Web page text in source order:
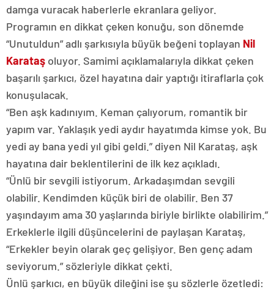
damga vuracak haberlerle ekranlara geliyor.
Programın en dikkat çeken konuğu, son dönemde
“Unutuldun” adlı şarkısıyla büyük beğeni toplayan Nil
Karataş oluyor. Samimi açıklamalarıyla dikkat çeken
başarılı şarkıcı, özel hayatına dair yaptığı itiraflarla çok
konuşulacak.
“Ben aşk kadınıyım. Keman çalıyorum, romantik bir
yapım var. Yaklaşık yedi aydır hayatımda kimse yok. Bu
yedi ay bana yedi yıl gibi geldi.” diyen Nil Karataş, aşk
hayatına dair beklentilerini de ilk kez açıkladı.
“Ünlü bir sevgili istiyorum. Arkadaşımdan sevgili
olabilir. Kendimden küçük biri de olabilir. Ben 37
yaşındayım ama 30 yaşlarında biriyle birlikte olabilirim.”
Erkeklerle ilgili düşüncelerini de paylaşan Karataş,
“Erkekler beyin olarak geç gelişiyor. Ben genç adam
seviyorum.” sözleriyle dikkat çekti.
Ünlü şarkıcı, en büyük dileğini ise şu sözlerle özetledi: